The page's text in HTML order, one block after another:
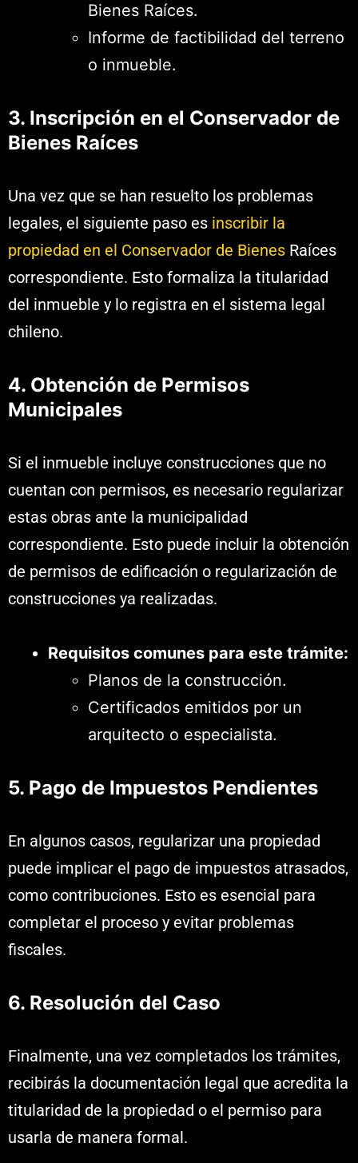
Bienes Raíces.
Informe de factibilidad del terreno
o inmueble.
3. Inscripción en el Conservador de
Bienes Raíces
Una vez que se han resuelto los problemas
legales, el siguiente paso es inscribir la
propiedad en el Conservador de Bienes Raíces
correspondiente. Esto formaliza la titularidad
del inmueble y lo registra en el sistema legal
chileno.
4. Obtención de Permisos
Municipales
Si el inmueble incluye construcciones que no
cuentan con permisos, es necesario regularizar
estas obras ante la municipalidad
correspondiente. Esto puede incluir la obtención
de permisos de edificación o regularización de
construcciones ya realizadas.
Requisitos comunes para este trámite:
Planos de la construcción.
Certificados emitidos por un
arquitecto o especialista.
5. Pago de Impuestos Pendientes
En algunos casos, regularizar una propiedad
puede implicar el pago de impuestos atrasados,
como contribuciones. Esto es esencial para
completar el proceso y evitar problemas
fiscales.
6. Resolución del Caso
Finalmente, una vez completados los trámites,
recibirás la documentación legal que acredita la
titularidad de la propiedad o el permiso para
usarla de manera formal.